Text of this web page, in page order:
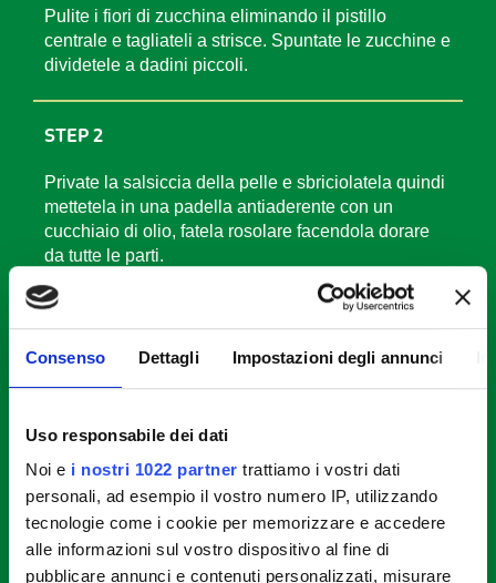
Consenso Dettagli Impostazioni degli annunci
Uso responsabile dei dati
Noi e i nostri 1022 partner trattiamo i vostri dati
personali, ad esempio il vostro numero IP, utilizzando
tecnologie come i cookie per memorizzare e accedere
alle informazioni sul vostro dispositivo al fine di
pubblicare annunci e contenuti personalizzati, misurare
Pulite i fiori di zucchina eliminando il pistillo
centrale e tagliateli a strisce. Spuntate le zucchine e
dividetele a dadini piccoli.
STEP 2
Private la salsiccia della pelle e sbriciolatela quindi
mettetela in una padella antiaderente con un
cucchiaio di olio, fatela rosolare facendola dorare
da tutte le parti.
STEP 3
Aggiungete le zucchine e continuate la cottura per
STEP 4
Unite i fiori di zucchina, un pizzico di sale e pepe e
lasciate rosolare per un minuto. Nel frattempo
cuocete la pasta in acqua salata in ebollizione,